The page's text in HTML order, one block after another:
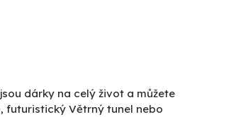
dárky na celý život a můžete
futuristický Větrný tunel nebo